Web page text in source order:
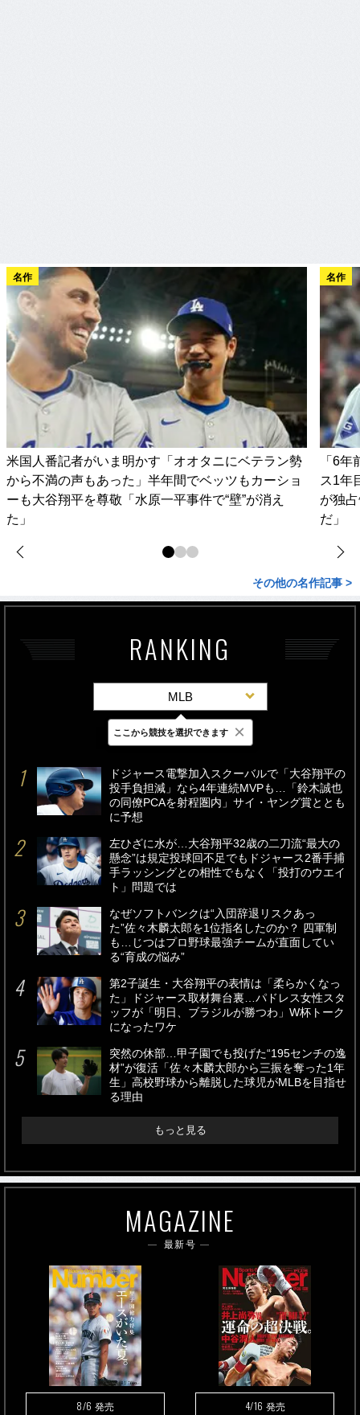
名作
米国人番記者がいま明かす「オオタニにベテラン勢
から不満の声もあった」半年間でベッツもカーショ
ーも大谷翔平を尊敬「水原一平事件で“壁”が消え
た」
名作
「6
ス1年
が独
だ」
その他の名作記事 >
RANKING
MLB
最新 24時間 週間
ドジャース電撃加入スクーバルで「大谷翔平の
投手負担減」なら4年連続MVPも…「鈴木誠也
の同僚PCAを射程圏内」サイ・ヤング賞ととも
に予想
左ひざに水が…大谷翔平32歳の二刀流“最大の
懸念”は規定投球回不足でもドジャース2番手捕
手ラッシングとの相性でもなく「投打のウエイ
ト」問題では
なぜソフトバンクは“入団辞退リスクあっ
た”佐々木麟太郎を1位指名したのか？ 四軍制
も…じつはプロ野球最強チームが直面してい
る“育成の悩み”
第2子誕生・大谷翔平の表情は「柔らかくなっ
た」ドジャース取材舞台裏…パドレス女性スタ
ッフが「明日、ブラジルが勝つわ」W杯トーク
になったワケ
突然の休部…甲子園でも投げた“195センチの逸
材”が復活「佐々木麟太郎から三振を奪った1年
生」高校野球から離脱した球児がMLBを目指せ
る理由
もっと見る
MAGAZINE
最新号
8/6 発売 4/16 発売
ここから競技を選択できます ×